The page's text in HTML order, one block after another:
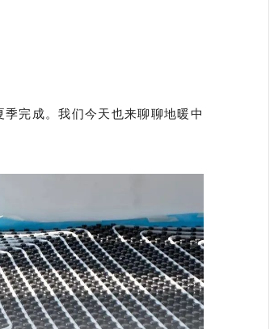
季完成。我们今天也来聊聊地暖中